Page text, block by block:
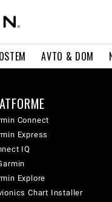
AVTO & DOM
Connect
Express
IQ
Explore
Chart Installer